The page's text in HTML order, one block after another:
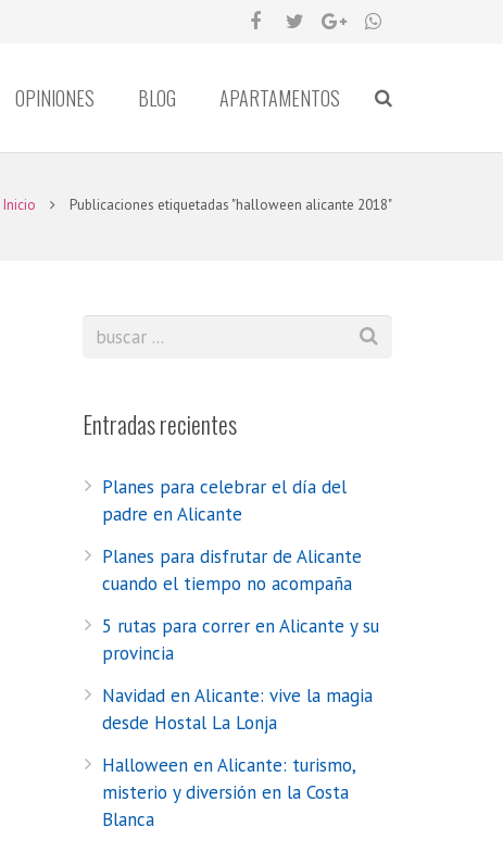
OPINIONES BLOG APARTAMENTOS
Inicio Publicaciones etiquetadas "halloween alicante 2018"
Entradas recientes
Planes para celebrar el día del
padre en Alicante
Planes para disfrutar de Alicante
cuando el tiempo no acompaña
5 rutas para correr en Alicante y su
provincia
Navidad en Alicante: vive la magia
desde Hostal La Lonja
Halloween en Alicante: turismo,
misterio y diversión en la Costa
Blanca